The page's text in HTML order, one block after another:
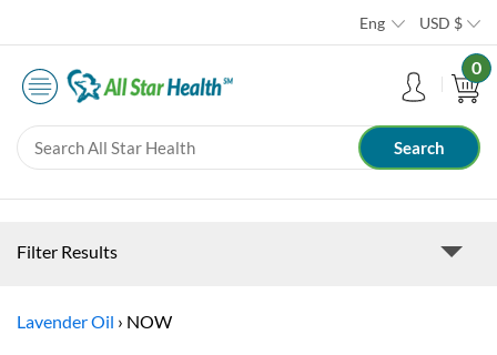
Eng USD $
0
Filter Results
Lavender Oil › NOW